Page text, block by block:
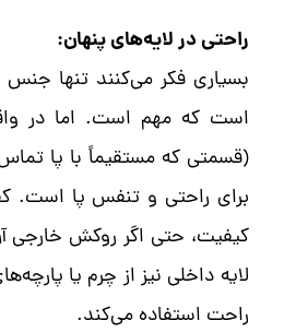
راحتی در لایه‌های پنهان:
بسیاری فکر می‌کنند تنها
است که مهم است. اما در
(قسمتی که مستقیماً با پا
برای راحتی و تنفس پا است.
کیفیت، حتی اگر روکش خارجی
لایه داخلی نیز از چرم یا
راحت استفاده می‌کند.